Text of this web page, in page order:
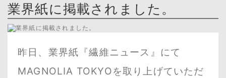
業界紙に掲載されました。
昨日、業界紙『繊維ニュース』にて
MAGNOLIA TOKYOを取り上げていただ